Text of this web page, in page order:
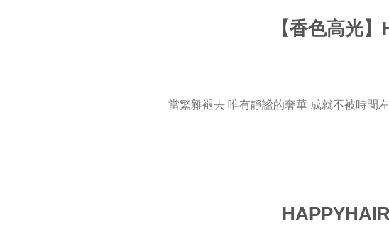
【香色高光
當繁雜褪去 唯有靜謐的奢華 成就不被時間